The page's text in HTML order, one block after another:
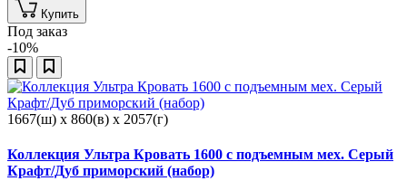
Купить
Под заказ
-10%
1667(ш) x 860(в) x 2057(г)
Коллекция Ультра Кровать 1600 с подъемным мех. Серый
Крафт/Дуб приморский (набор)